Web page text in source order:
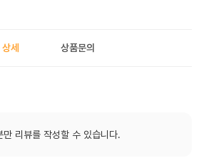
세 상품문의
만 리뷰를 작성할 수 있습니다.